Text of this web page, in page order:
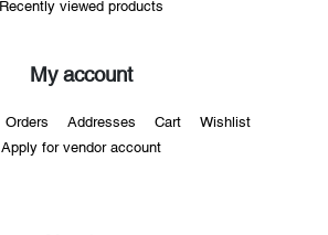
Recently viewed products
My account
Orders Addresses Cart Wishlist
Apply for vendor account